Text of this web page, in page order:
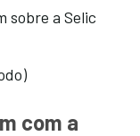
sobre a Selic
com a